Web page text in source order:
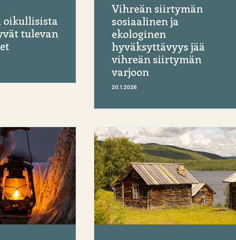
tulevan
Vihreän siirtymän
sosiaalinen ja
ekologinen
hyväksyttävyys jää
vihreän siirtymän
varjoon
20.1.2026